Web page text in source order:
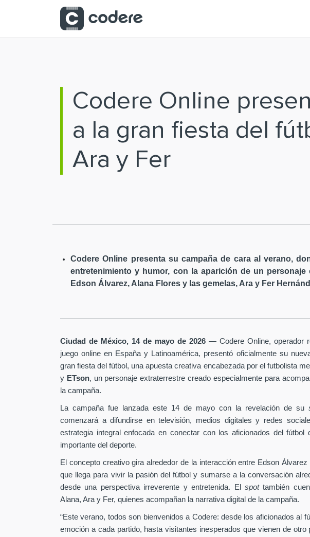
Saltar al contenido principal
Codere Online
a la gran fiesta del
Ara y Fer
Codere Online presenta su campaña de cara al verano,
entretenimiento y humor, con la aparición de un personaje
Edson Álvarez, Alana Flores y las gemelas, Ara y Fer
Ciudad de México, 14 de mayo de 2026 — Codere Online, operador
juego online en España y Latinoamérica, presentó oficialmente su
gran fiesta del fútbol, una apuesta creativa encabezada por el futbolista
y ETson, un personaje extraterrestre creado especialmente para
la campaña.
La campaña fue lanzada este 14 de mayo con la revelación de su
comenzará a difundirse en televisión, medios digitales y redes
estrategia integral enfocada en conectar con los aficionados del fútbol
importante del deporte.
El concepto creativo gira alrededor de la interacción entre Edson
que llega para vivir la pasión del fútbol y sumarse a la conversación
desde una perspectiva irreverente y entretenida. El spottambién
Alana, Ara y Fer, quienes acompañan la narrativa digital de la campaña.
“Este verano, todos son bienvenidos a Codere: desde los aficionados al
emoción a cada partido, hasta visitantes inesperados que vienen de otro